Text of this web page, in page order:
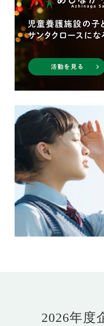
2026年度